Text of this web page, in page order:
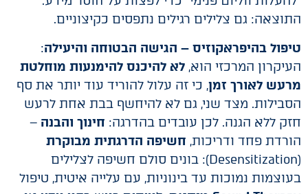
התוצאה: גם צלילים רגילים נתפסים כקיצוניים.
טיפול בהיפראקוזיס – הגישה הבטוחה והיעילה:
העיקרון המרכזי הוא, לא להיכנס להימנעות מוחלטת
מרעש לאורך זמן, כי זה עלול להוריד עוד יותר את סף
הסבילות. מצד שני, גם לא להיחשף בבת אחת לרעש
חזק ללא הגנה. לכן עובדים בהדרגה: חינוך והבנה –
הורדת פחד ודריכות, חשיפה הדרגתית מבוקרת
(Desensitization): בונים סולם חשיפה לצלילים
בעוצמות נמוכות עד בינוניות, עם עלייה איטית, טיפול